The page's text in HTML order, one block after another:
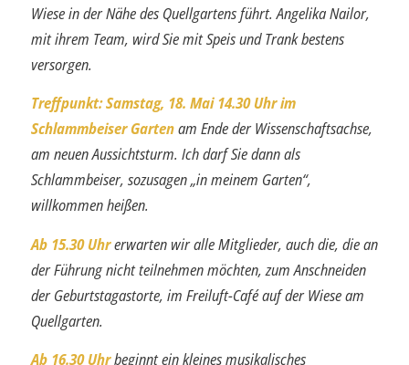
Wiese in der Nähe des Quellgartens führt. Angelika Nailor,
mit ihrem Team, wird Sie mit Speis und Trank bestens
versorgen.
Treffpunkt: Samstag, 18. Mai 14.30 Uhr im
Schlammbeiser Gartenam Ende der Wissenschaftsachse,
am neuen Aussichtsturm. Ich darf Sie dann als
Schlammbeiser, sozusagen „in meinem Garten“,
willkommen heißen.
Ab 15.30 Uhrerwarten wir alle Mitglieder, auch die, die an
der Führung nicht teilnehmen möchten, zum Anschneiden
der Geburtstagastorte, im Freiluft-Café auf der Wiese am
Quellgarten.
Ab 16.30 Uhrbeginnt ein kleines musikalisches